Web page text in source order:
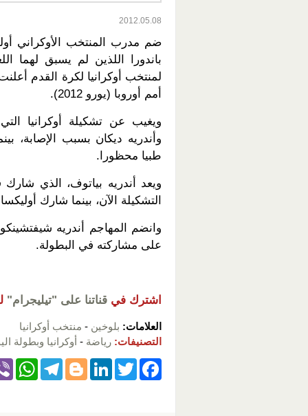
2012.05.08
ضم مدرب المنتخب الأوكراني
لمنتخب أوكرانيا لكرة القدم
أمم أوروبا (يورو 2012).
ويغيب عن تشكيلة أوكرانيا
وأندريه ديكان بسبب الإصابة،
طبيا محظورا.
التشكيلة الآن، بينما شارك أوليكساندر جورياينوف (36
وانضم المهاجم أندريه
على مشاركته في البطولة.
اشترك في قناتنا على "تيليجرام"
العلامات: بلوخين - منتخب أوكرانيا
التصنيفات: رياضة - أوكرانيا وبطولة اليورو
F
T
Li
Bl
T